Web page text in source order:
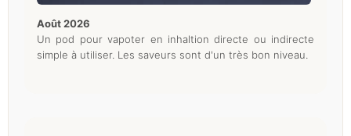
août 2026
Un pod pour vapoter en inhaltion directe ou indirecte
simple à utiliser. Les saveurs sont d'un très bon niveau.